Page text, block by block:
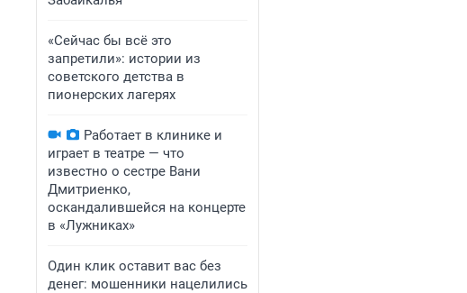
«Сейчас бы всё это
запретили»: истории из
советского детства в
пионерских лагерях
Работает в клинике и
играет в театре — что
известно о сестре Вани
Дмитриенко,
оскандалившейся на концерте
в «Лужниках»
Один клик оставит вас без
денег: мошенники нацелились